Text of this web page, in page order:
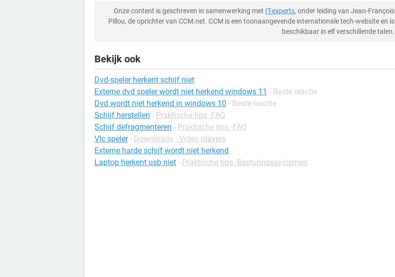
Onze content is geschreven in samenwerking met IT-experts, onder leiding van Jean-François
Pillou, de oprichter van CCM.net. CCM is een toonaangevende internationale tech-website en is
beschikbaar in elf verschillende talen.
Bekijk ook
Dvd-speler herkent schijf niet
Externe dvd speler wordt niet herkend windows 11 - Beste reactie
Dvd wordt niet herkend in windows 10 - Beste reactie
Schijf herstellen - Praktische tips -FAQ
Schijf defragmenteren - Praktische tips -FAQ
Vlc speler - Downloads - Video players
Externe harde schijf wordt niet herkend -
Laptop herkent usb niet - Praktische tips -Besturingssystemen